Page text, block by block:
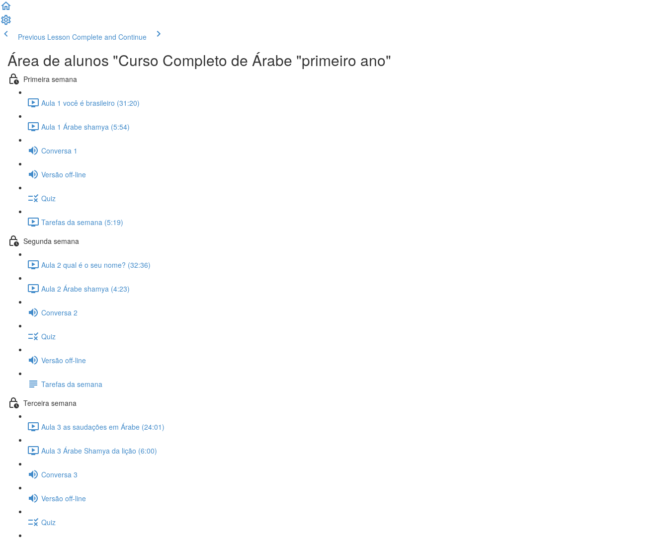
Previous Lesson Complete and Continue
Área de alunos "Curso Completo de Árabe "primeiro ano"
Primeira semana
Aula 1 você é brasileiro (31:20)
Aula 1 Árabe shamya (5:54)
Conversa 1
Versão off-line
Quiz
Tarefas da semana (5:19)
Segunda semana
Aula 2 qual é o seu nome? (32:36)
Aula 2 Árabe shamya (4:23)
Conversa 2
Quiz
Versão off-line
Tarefas da semana
Terceira semana
Aula 3 as saudações em Árabe (24:01)
Aula 3 Árabe Shamya da lição (6:00)
Conversa 3
Versão off-line
Quiz